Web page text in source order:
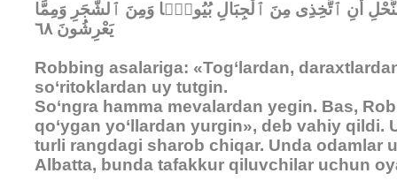
أَنِ ٱتَّخِذِى مِنَ ٱلْجِبَالِ بُيُوتًۭا وَمِنَ ٱلشَّجَرِ وَمِمَّا
يَعْرِشُونَ ٦٨
Robbing asalariga: «Tog‘lardan,
so‘ritoklardan uy tutgin.
So‘ngra hamma mеvalardan yegin. Bas,
qo‘ygan yo‘llardan yurgin», dеb vahiy qildi.
turli rangdagi sharob chiqar. Unda odamlar
Albatta, bunda tafakkur qiluvchilar uchun